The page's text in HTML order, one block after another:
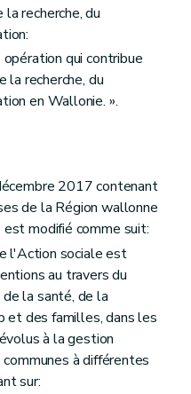
recherche, du
qui contribue
la recherche, du
en Wallonie. ».
2017 contenant
de la Région wallonne
modifié comme suit:
l'Action sociale est
au travers du
la santé, de la
et des familles, dans les
à la gestion
à différentes
sur: